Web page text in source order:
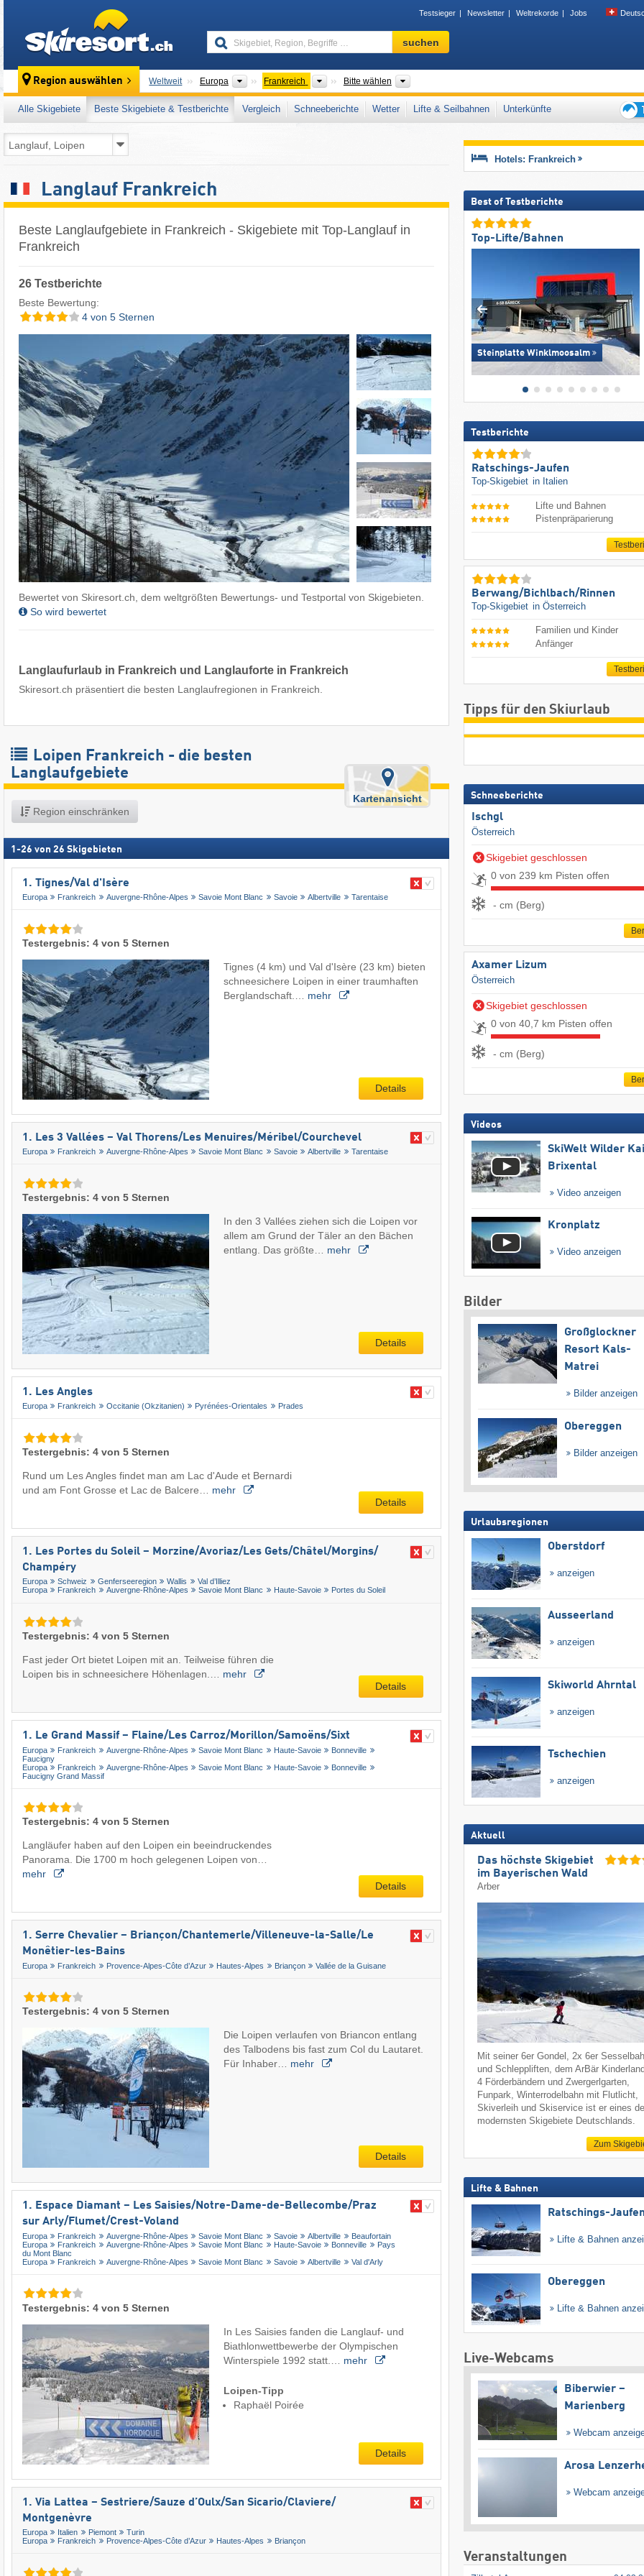
Testsieger Newsletter Weltrekorde Jobs
Skigebiet,
Region,
…
suchen
Region auswählen Weltweit Europa Kontinente
Frankreich LänderBitte wählen
Alle Skigebiete Beste Skigebiete & Testberichte Vergleich Schneeberichte Wetter Lifte & Seilbahnen
Unterkünfte
für
Langlauf Frankreich
Beste Langlaufgebiete in Frankreich - Skigebiete mit Top-Langlauf in
Frankreich
26 Testberichte
Beste Bewertung:
4 von 5 Sternen
Bewertet von Skiresort.ch, dem weltgrößten Bewertungs- und Testportal von Skigebieten.
So wird bewertet
Langlaufurlaub in Frankreich und Langlauforte in Frankreich
Skiresort.ch präsentiert die besten Langlaufregionen in Frankreich.
Loipen Frankreich - die besten
Langlaufgebiete
Region einschränken
Kartenansicht
1 -26 von 26 Skigebieten
1. Tignes/​Val d'Isère
Europa Frankreich Auvergne-Rhône-Alpes Savoie Mont Blanc Savoie Albertville Tarentaise
Testergebnis: 4 von 5 Sternen
Tignes (4 km) und Val d'Isère (23 km) bieten
schneesichere Loipen in einer traumhaften
Berglandschaft.… mehr
Details
1. Les 3 Vallées – Val Thorens/​Les Menuires/​Méribel/​Courchevel
Europa Frankreich Auvergne-Rhône-Alpes Savoie Mont Blanc Savoie Albertville Tarentaise
Testergebnis: 4 von 5 Sternen
In den 3 Vallées ziehen sich die Loipen vor
allem am Grund der Täler an den Bächen
entlang. Das größte… mehr
Details
1. Les Angles
Europa Frankreich Occitanie (Okzitanien) Pyrénées-Orientales Prades
Testergebnis: 4 von 5 Sternen
Rund um Les Angles findet man am Lac d'Aude et Bernardi
und am Font Grosse et Lac de Balcere… mehr
Details
1. Les Portes du Soleil – Morzine/​Avoriaz/​Les Gets/​Châtel/​Morgins/​
Champéry
Europa Schweiz Genferseeregion Wallis
Val d’Illiez
Europa
Frankreich Auvergne-Rhône-Alpes Savoie Mont Blanc Haute-Savoie Portes du Soleil
Testergebnis: 4 von 5 Sternen
Fast jeder Ort bietet Loipen mit an. Teilweise führen die
Loipen bis in schneesichere Höhenlagen.… mehr
Details
1. Le Grand Massif – Flaine/​Les Carroz/​Morillon/​Samoëns/​Sixt
Europa Frankreich Auvergne-Rhône-Alpes Savoie Mont Blanc Haute-Savoie
Bonneville
Faucigny
Europa
Frankreich Auvergne-Rhône-Alpes Savoie Mont Blanc Haute-Savoie
Bonneville
Faucigny Grand Massif
Testergebnis: 4 von 5 Sternen
Langläufer haben auf den Loipen ein beeindruckendes
Panorama. Die 1700 m hoch gelegenen Loipen von…
mehr
Details
1. Serre Chevalier – Briançon/​Chantemerle/​Villeneuve-la-Salle/​Le
Monêtier-les-Bains
Europa Frankreich Provence-Alpes-Côte d’Azur Hautes-Alpes Briançon Vallée de la Guisane
Testergebnis: 4 von 5 Sternen
Die Loipen verlaufen von Briancon entlang
des Talbodens bis fast zum Col du Lautaret.
Für Inhaber… mehr
Details
1. Espace Diamant – Les Saisies/​Notre-Dame-de-Bellecombe/​Praz
sur Arly/​Flumet/​Crest-Voland
Europa Frankreich Auvergne-Rhône-Alpes Savoie Mont Blanc Savoie Albertville
Beaufortain
Europa
Frankreich Auvergne-Rhône-Alpes Savoie Mont Blanc Haute-Savoie Bonneville
Pays
du Mont Blanc
Europa
Frankreich Auvergne-Rhône-Alpes Savoie Mont Blanc Savoie Albertville Val d'Arly
Testergebnis: 4 von 5 Sternen
In Les Saisies fanden die Langlauf- und
Biathlonwettbewerbe der Olympischen
Winterspiele 1992 statt.… mehr
Loipen-Tipp
Raphaël Poirée
Details
1. Via Lattea – Sestriere/​Sauze d’Oulx/​San Sicario/​Claviere/​
Montgenèvre
Europa Italien Piemont
Turin
Europa
Frankreich Provence-Alpes-Côte d’Azur Hautes-Alpes Briançon
Hotels: Frankreich
Best of Testberichte
Top-Lifte/Bahnen
Steinplatte Winklmoosalm
Testberichte
Ratschings-Jaufen
Top-Skigebiet in Italien
Lifte und Bahnen
Pistenpräparierung
Berwang/​Bichlbach/​Rinnen
Top-Skigebiet in Österreich
Familien und Kinder
Anfänger
Tipps für den Skiurlaub
Schneeberichte
Ischgl
Österreich
Skigebiet geschlossen
0 von 239 km Pisten offen
- cm (Berg)
Axamer Lizum
Österreich
Skigebiet geschlossen
0 von 40,7 km Pisten offen
- cm (Berg)
Videos
SkiWelt Wilder
Brixental
Video anzeigen
Kronplatz
Video anzeigen
Bilder
Großglockner
Resort Kals-
Matrei
Bilder anzeigen
Obereggen
Bilder anzeigen
Urlaubsregionen
Oberstdorf
anzeigen
Ausseerland
anzeigen
Skiworld Ahrntal
anzeigen
Tschechien
anzeigen
Aktuell
Das höchste Skigebiet
im Bayerischen Wald
Arber
Mit seiner 6er Gondel, 2x 6er
und Schleppliften, dem ArBär
4 Förderbändern und Zwergerlgarten,
Funpark, Winterrodelbahn mit Flutlicht,
Skiverleih und Skiservice ist er eines
modernsten Skigebiete Deutschlands.
Zum
Lifte & Bahnen
Ratschings-Jaufen
Lifte & Bahnen
Obereggen
Lifte & Bahnen
Live-Webcams
Biberwier –
Marienberg
Webcam
Arosa
Webcam
Veranstaltungen